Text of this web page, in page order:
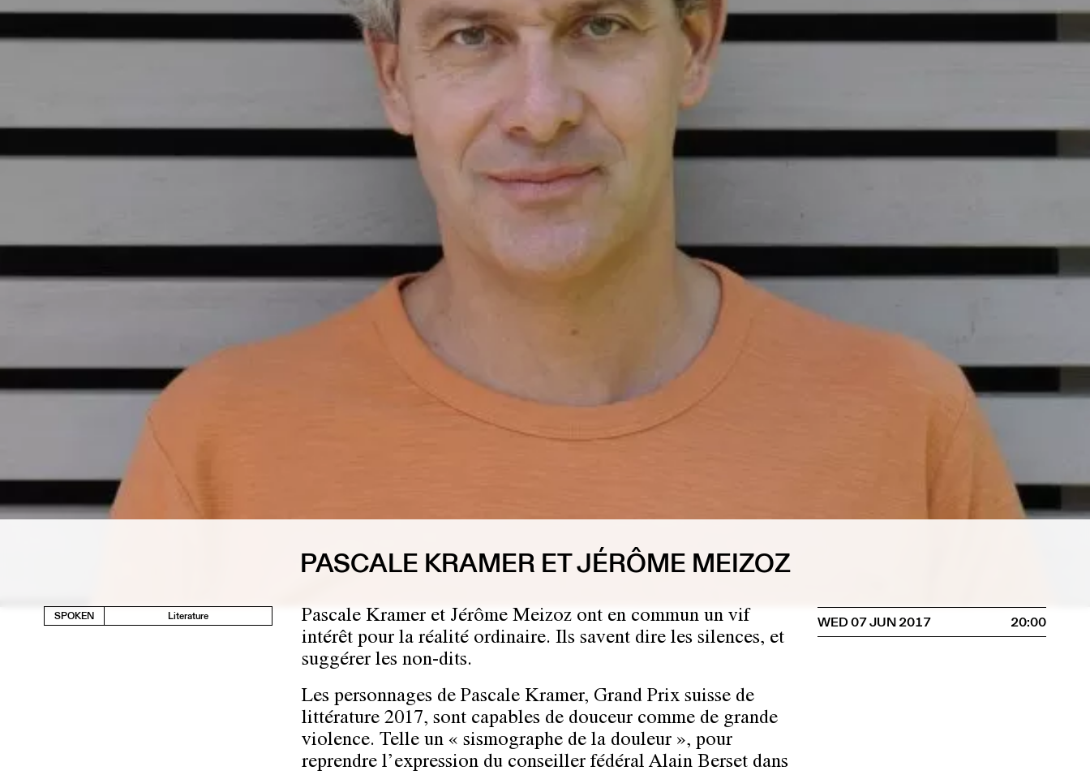
PASCALE KRAMER ET JÉRÔME MEIZOZ
SPOKEN Literature
Pascale Kramer et Jérôme Meizoz ont en commun un vif
intérêt pour la réalité ordinaire. Ils savent dire les silences, et
suggérer les non-dits.
Les personnages de Pascale Kramer, Grand Prix suisse de
littérature 2017, sont capables de douceur comme de grande
violence. Telle un « sismographe de la douleur », pour
reprendre l’expression du conseiller fédéral Alain Berset dans
WED 07 JUN 2017 20:00